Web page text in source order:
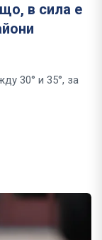
в сила е
30° и 35°, за